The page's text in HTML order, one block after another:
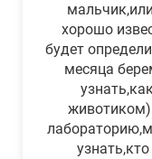
хорошо
будет
месяца